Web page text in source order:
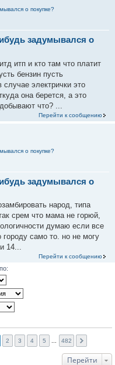
о покупке?
задумывался о
итп и кто там что платит
бензин пусть
случае электрички это
она берется, а это
что? ...
Перейти к сообщению
о покупке?
задумывался о
народ, типа
срем что мама не горюй,
думаю если все
городу само то. но не могу
14...
Перейти к сообщению
2 3 4 5 482
Перейти